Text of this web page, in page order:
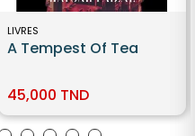
LIVRES
A Tempest Of Tea
45,000 TND